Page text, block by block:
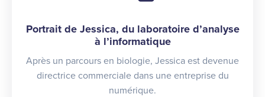
Portrait de Jessica, du laboratoire d’analyse
à l’informatique
Après un parcours en biologie, Jessica est devenue
directrice commerciale dans une entreprise du
numérique.